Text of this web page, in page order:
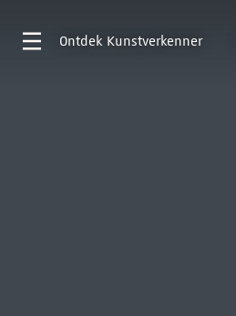
Ontdek Kunstverkenner